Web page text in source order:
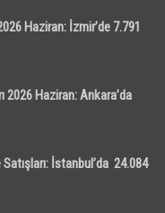
Haziran: İzmir’de 7.791
2026 Haziran: Ankara’da
İstanbul’da 24.084